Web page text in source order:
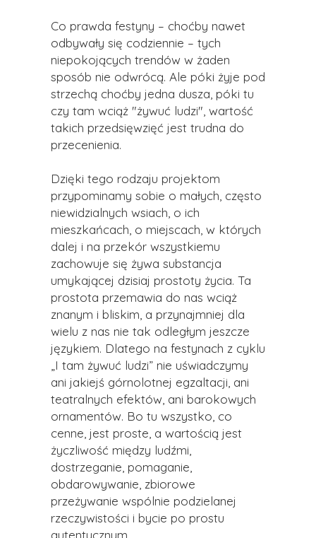
Co prawda festyny – choćby nawet
odbywały się codziennie – tych
niepokojących trendów w żaden
sposób nie odwrócą. Ale póki żyje pod
strzechą choćby jedna dusza, póki tu
czy tam wciąż "żywuć ludzi", wartość
takich przedsięwzięć jest trudna do
przecenienia.
Dzięki tego rodzaju projektom
przypominamy sobie o małych, często
niewidzialnych wsiach, o ich
mieszkańcach, o miejscach, w których
dalej i na przekór wszystkiemu
zachowuje się żywa substancja
umykającej dzisiaj prostoty życia. Ta
prostota przemawia do nas wciąż
znanym i bliskim, a przynajmniej dla
wielu z nas nie tak odległym jeszcze
językiem. Dlatego na festynach z cyklu
„I tam żywuć ludzi” nie uświadczymy
ani jakiejś górnolotnej egzaltacji, ani
teatralnych efektów, ani barokowych
ornamentów. Bo tu wszystko, co
cenne, jest proste, a wartością jest
życzliwość między ludźmi,
dostrzeganie, pomaganie,
obdarowywanie, zbiorowe
przeżywanie wspólnie podzielanej
rzeczywistości i bycie po prostu
autentycznym.